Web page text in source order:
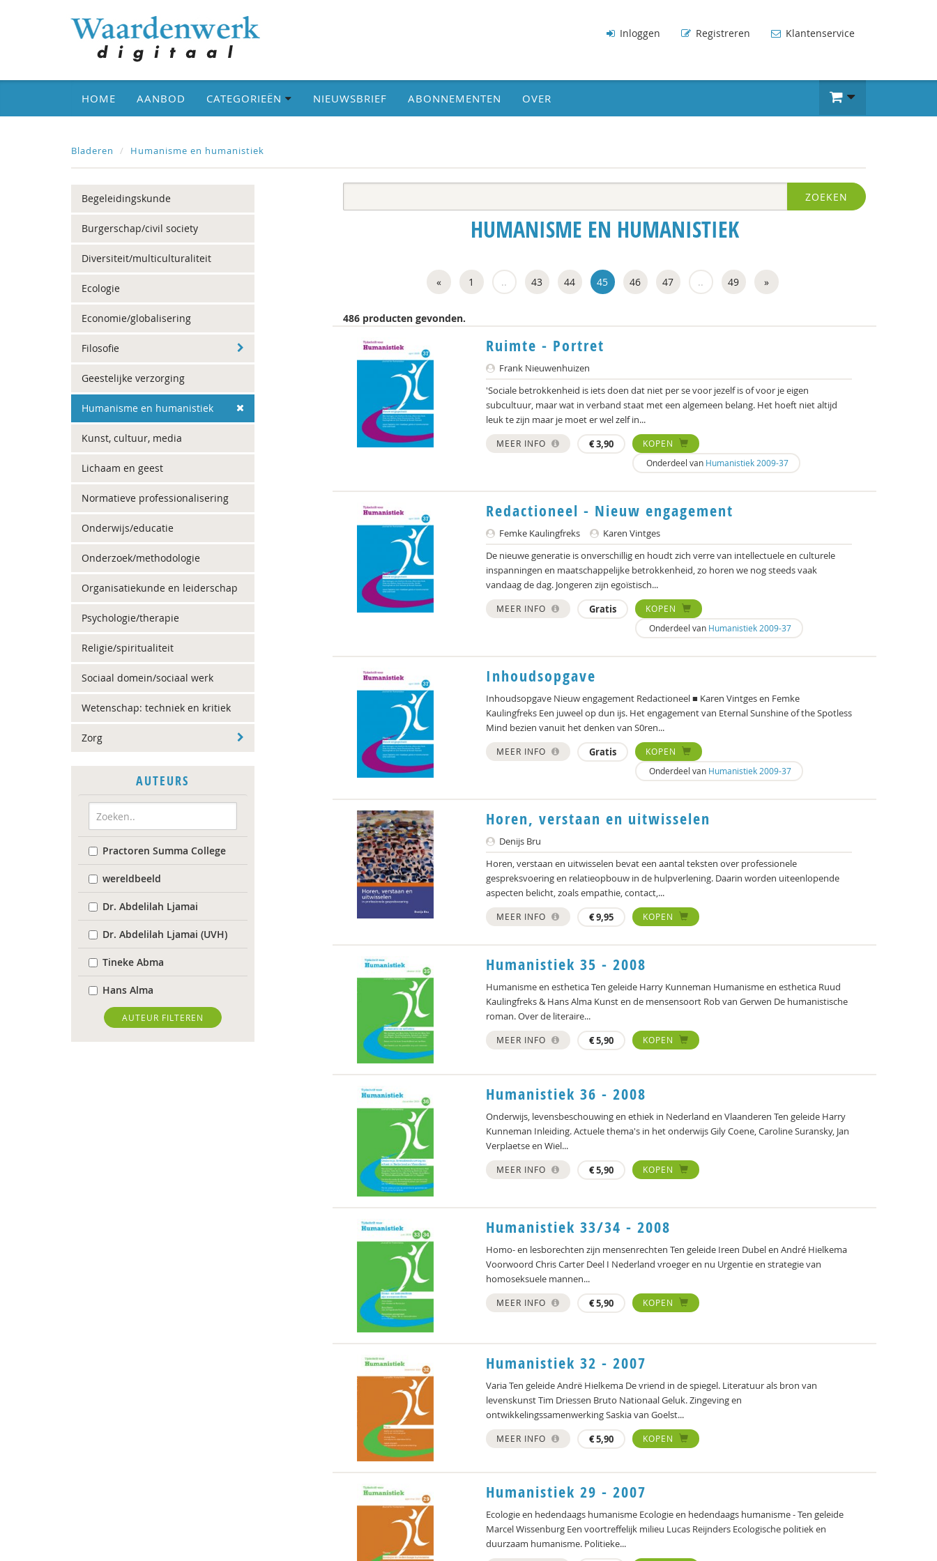
Inloggen Registreren Klantenservice
HOME AANBOD CATEGORIEËN NIEUWSBRIEF ABONNEMENTEN OVER
Bladeren Humanisme en humanistiek
Begeleidingskunde
Burgerschap/civil society
Diversiteit/multiculturaliteit
Ecologie
Economie/globalisering
Filosofie
Geestelijke verzorging
Humanisme en humanistiek
Kunst, cultuur, media
Lichaam en geest
Normatieve professionalisering
Onderwijs/educatie
Onderzoek/methodologie
Organisatiekunde en leiderschap
Psychologie/therapie
Religie/spiritualiteit
Sociaal domein/sociaal werk
Wetenschap: techniek en kritiek
Zorg
AUTEURS
Practoren Summa College
wereldbeeld
Dr. Abdelilah Ljamai
Dr. Abdelilah Ljamai (UVH)
Tineke Abma
Hans Alma
Christa Anbeek
Daan Andriessen
AUTEUR FILTEREN
ZOEKEN
HUMANISME EN HUMANISTIEK
« 1 .. 43 44 45 46 47 .. 49 »
486 producten gevonden.
Ruimte - Portret
Frank Nieuwenhuizen
'Sociale betrokkenheid is iets doen dat niet per se voor jezelf is of voor je eigen
subcultuur, maar wat in verband staat met een algemeen belang. Het hoeft niet altijd
leuk te zijn maar je moet er wel zelf in...
MEER INFO €3,90
KOPEN
Onderdeel van Humanistiek 2009-37
Redactioneel - Nieuw engagement
Femke Kaulingfreks
Karen Vintges
De nieuwe generatie is onverschillig en houdt zich verre van intellectuele en culturele
inspanningen en maatschappelijke betrokkenheid, zo horen we nog steeds vaak
vandaag de dag. Jongeren zijn egoïstisch...
MEER INFO Gratis
KOPEN
Onderdeel van Humanistiek 2009-37
Inhoudsopgave
Inhoudsopgave Nieuw engagement Redactioneel ■ Karen Vintges en Femke
Kaulingfreks Een juweel op dun ijs. Het engagement van Eternal Sunshine of the Spotless
Mind bezien vanuit het denken van S0ren...
MEER INFO Gratis
KOPEN
Onderdeel van Humanistiek 2009-37
Horen, verstaan en uitwisselen
Denijs Bru
Horen, verstaan en uitwisselen bevat een aantal teksten over professionele
gespreksvoering en relatieopbouw in de hulpverlening. Daarin worden uiteenlopende
aspecten belicht, zoals empathie, contact,...
MEER INFO €9,95 KOPEN
Humanistiek 35 - 2008
Humanisme en esthetica Ten geleide Harry Kunneman Humanisme en esthetica Ruud
Kaulingfreks & Hans Alma Kunst en de mensensoort Rob van Gerwen De humanistische
roman. Over de literaire...
MEER INFO €5,90 KOPEN
Humanistiek 36 - 2008
Onderwijs, levensbeschouwing en ethiek in Nederland en Vlaanderen Ten geleide Harry
Kunneman Inleiding. Actuele thema's in het onderwijs Gily Coene, Caroline Suransky, Jan
Verplaetse en Wiel...
MEER INFO €5,90 KOPEN
Humanistiek 33/34 - 2008
Homo- en lesborechten zijn mensenrechten Ten geleide Ireen Dubel en André Hielkema
Voorwoord Chris Carter Deel I Nederland vroeger en nu Urgentie en strategie van
homoseksuele mannen...
MEER INFO €5,90 KOPEN
Humanistiek 32 - 2007
Varia Ten geleide Andrë Hielkema De vriend in de spiegel. Literatuur als bron van
levenskunst Tim Driessen Bruto Nationaal Geluk. Zingeving en
ontwikkelingssamenwerking Saskia van Goelst...
MEER INFO €5,90 KOPEN
Humanistiek 29 - 2007
Ecologie en hedendaags humanisme Ecologie en hedendaags humanisme - Ten geleide
Marcel Wissenburg Een voortreffelijk milieu Lucas Reijnders Ecologische politiek en
duurzaam humanisme. Politieke...